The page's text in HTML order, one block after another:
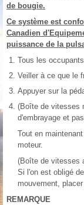
de bougie.
Ce système est
Canadien
puissance de la
Tous les
Veiller à ce que le
Appuyer sur la
(Boîte de vitesses
d'embrayage et
Tout en
moteur.
(Boîte de vitesses
Si l'on est obligé
mouvement,
REMARQUE